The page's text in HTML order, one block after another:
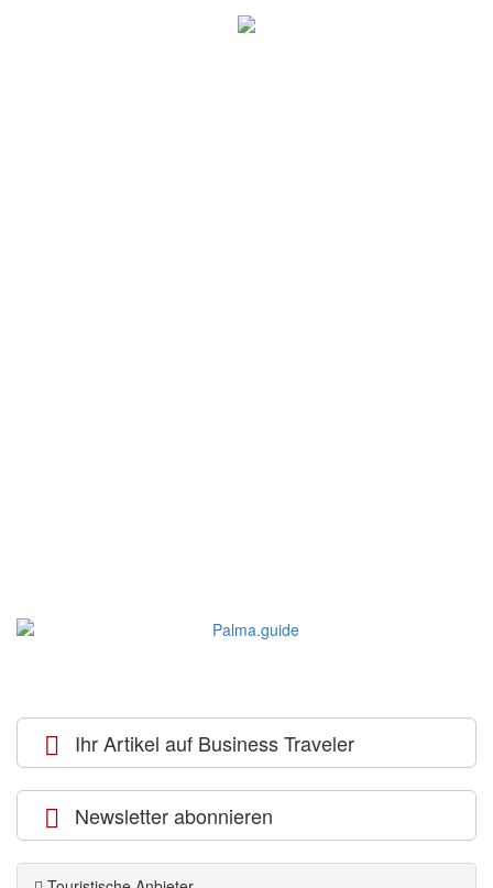
Ihr Artikel auf Business Traveler
Newsletter abonnieren